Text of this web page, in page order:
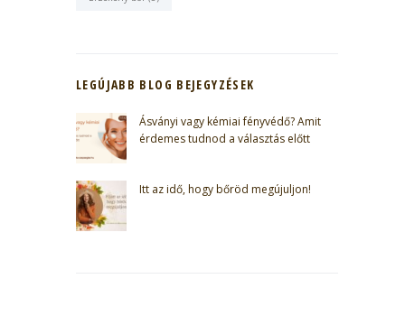
LEGÚJABB BLOG BEJEGYZÉSEK
Ásványi vagy kémiai fényvédő? Amit
érdemes tudnod a választás előtt
Itt az idő, hogy bőröd megújuljon!